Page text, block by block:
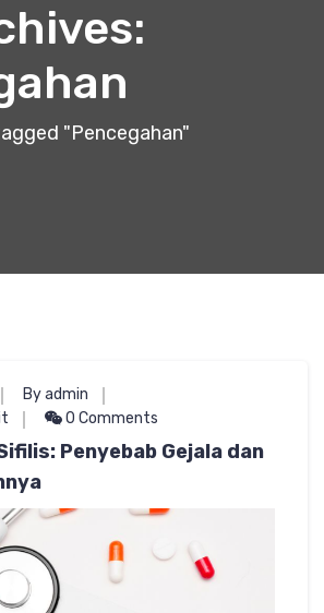
"Pencegahan"
By admin
0 Comments
Penyebab Gejala dan